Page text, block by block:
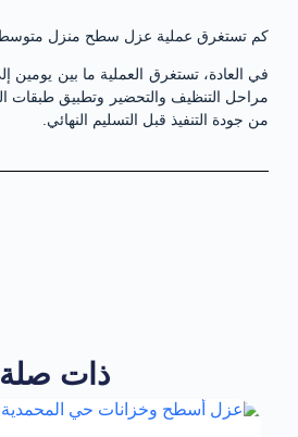
كم تستغرق عملية عزل سطح منزل
في العادة، تستغرق العملية ما بين يومين
مراحل التنظيف والتحضير وتطبيق طبقات
من جودة التنفيذ قبل التسليم النهائي.
ذات صلة